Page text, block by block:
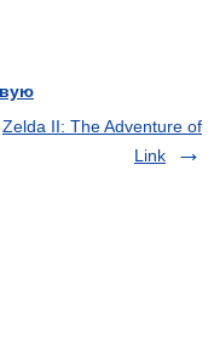
Zelda II: The Adventure of
Link